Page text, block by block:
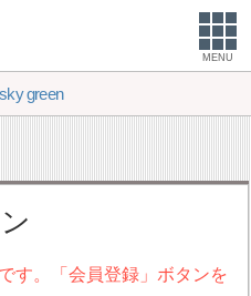
MENU
sky green
す。「会員登録」ボタンを